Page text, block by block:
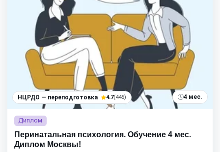
НЦРДО — переподготовка 4.7(445) 4 мес.
Диплом
Перинатальная психология. Обучение 4 мес.
Диплом Москвы!